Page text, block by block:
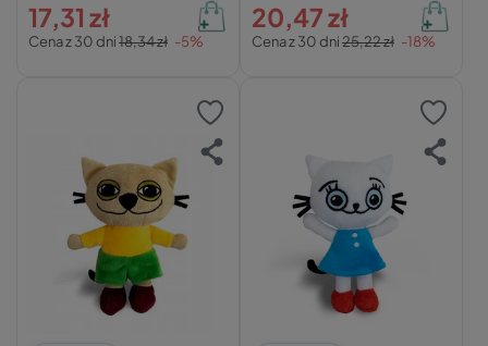
Cena z 30 dni18,34 zł -5%
17,31 zł
Cena z 30 dni25,22 zł -18%
20,47 zł